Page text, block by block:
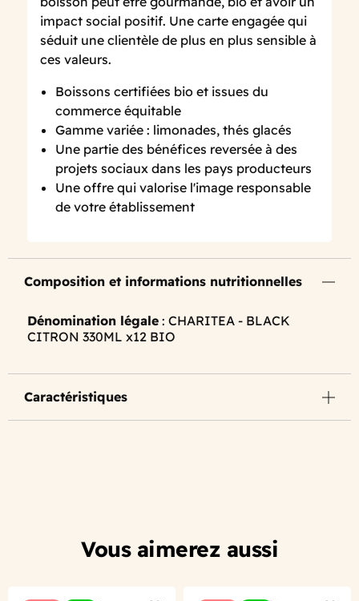
impact social positif. Une carte engagée qui
séduit une clientèle de plus en plus sensible à
ces valeurs.
Boissons certifiées bio et issues du
commerce équitable
Gamme variée : limonades, thés glacés
Une partie des bénéfices reversée à des
projets sociaux dans les pays producteurs
Une offre qui valorise l'image responsable
de votre établissement
Composition et informations nutritionnelles
Dénomination légale : CHARITEA - BLACK
CITRON 330ML x12 BIO
Caractéristiques
Vous aimerez aussi